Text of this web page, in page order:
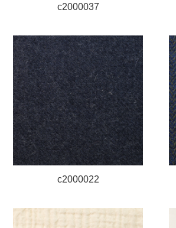
c2000037
c2000022